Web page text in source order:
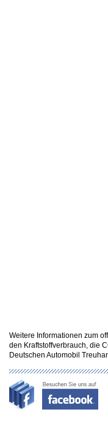
Weitere Informationen zum
den Kraftstoffverbrauch, die
Deutschen Automobil